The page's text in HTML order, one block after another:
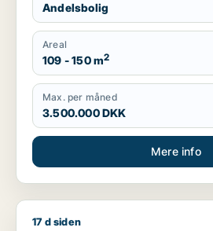
Andelsbolig
Areal
109 - 150 m2
Max. per måned
3.500.000 DKK
Mere info
Isabel søger andelsbolig i
17 d siden